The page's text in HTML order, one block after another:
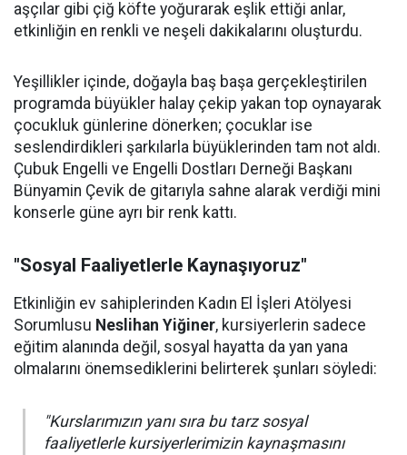
aşçılar gibi çiğ köfte yoğurarak eşlik ettiği anlar,
etkinliğin en renkli ve neşeli dakikalarını oluşturdu.
Yeşillikler içinde, doğayla baş başa gerçekleştirilen
programda büyükler halay çekip yakan top oynayarak
çocukluk günlerine dönerken; çocuklar ise
seslendirdikleri şarkılarla büyüklerinden tam not aldı.
Çubuk Engelli ve Engelli Dostları Derneği Başkanı
Bünyamin Çevik de gitarıyla sahne alarak verdiği mini
konserle güne ayrı bir renk kattı.
"Sosyal Faaliyetlerle Kaynaşıyoruz"
Etkinliğin ev sahiplerinden Kadın El İşleri Atölyesi
Sorumlusu Neslihan Yiğiner, kursiyerlerin sadece
eğitim alanında değil, sosyal hayatta da yan yana
olmalarını önemsediklerini belirterek şunları söyledi:
"Kurslarımızın yanı sıra bu tarz sosyal
faaliyetlerle kursiyerlerimizin kaynaşmasını